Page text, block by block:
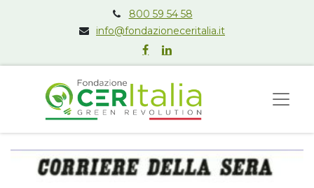
800 59 54 58
info@fondazioneceritalia.it